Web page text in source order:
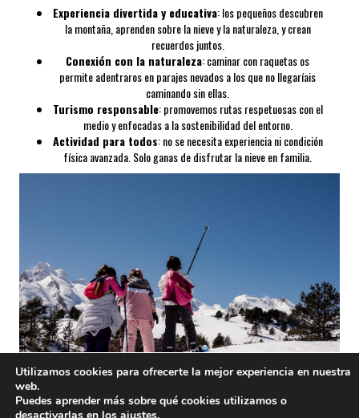
Experiencia divertida y educativa: los pequeños descubren
la montaña, aprenden sobre la nieve y la naturaleza, y crean
recuerdos juntos.
Conexión con la naturaleza: caminar con raquetas os
permite adentraros en parajes nevados a los que no llegaríais
caminando sin ellas.
Turismo responsable: promovemos rutas respetuosas con el
medio y enfocadas a la sostenibilidad del entorno.
Actividad para todos: no se necesita experiencia ni condición
física avanzada. Solo ganas de disfrutar la nieve en familia.
Utilizamos cookies para ofrecerte la mejor experiencia en nuestra
web.
Puedes aprender más sobre qué cookies utilizamos o